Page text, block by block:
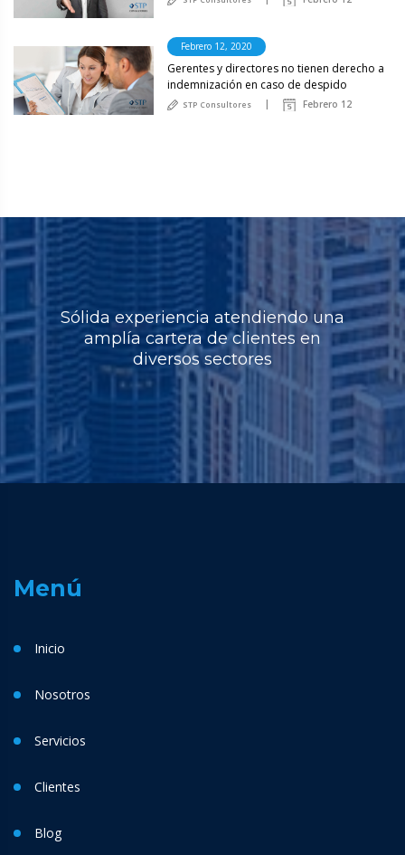
Febrero 12, 2020
Gerentes y directores no tienen derecho a
indemnización en caso de despido
STP Consultores Febrero 12
Sólida experiencia atendiendo una
amplía cartera de clientes en
diversos sectores
Menú
Inicio
Nosotros
Servicios
Clientes
Blog